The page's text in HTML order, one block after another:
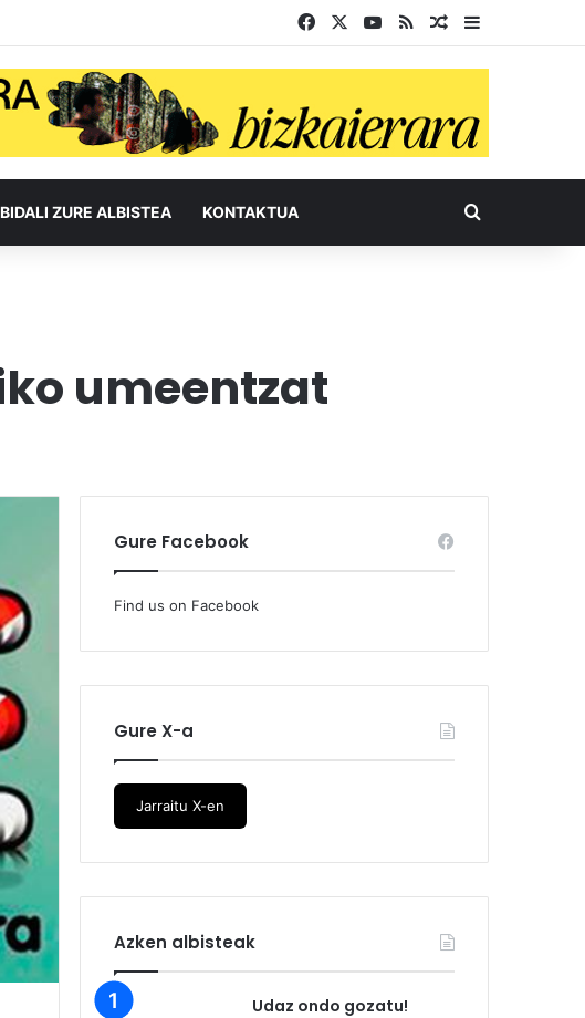
Facebook YouTube
RSS Ausazko
BIDALI ZURE ALBISTEA KONTAKTUA Bilatu
umeentzat
Gure Facebook
Find us on Facebook
Gure X-a
Jarraitu X-en
Azken albisteak
Udaz ondo gozatu!